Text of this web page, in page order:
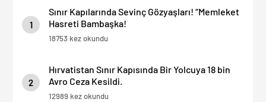
1
Sınır Kapılarında Sevinç Gözyaşları! “Memleket
Hasreti Bambaşka!
18753 kez okundu
2
Hırvatistan Sınır Kapısında Bir Yolcuya 18 bin
Avro Ceza Kesildi.
12989 kez okundu